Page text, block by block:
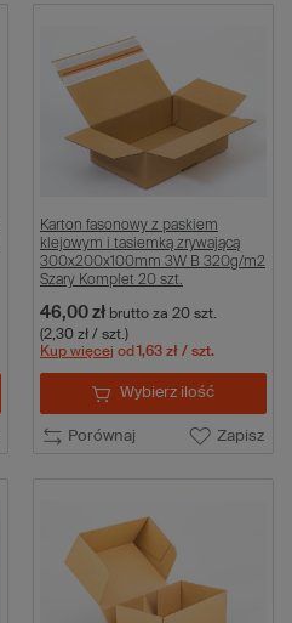
Karton fasonowy z paskiem
klejowym i tasiemką zrywającą
300x200x100mm 3W B 320g/m2
Szary Komplet 20 szt.
46,00 zł brutto za 20 szt.
(2,30 zł / szt.)
Kup więcej od 1,63 zł / szt.
Porównaj Zapisz
Wybierz ilość